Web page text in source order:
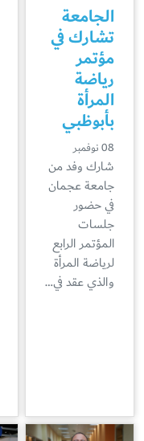
الجامعة
تشارك في
مؤتمر
رياضة
المرأة
بأبوظبي
08 نوفمبر
شارك وفد من
جامعة عجمان
في حضور
جلسات
المؤتمر الرابع
لرياضة المرأة
والذي عقد في…